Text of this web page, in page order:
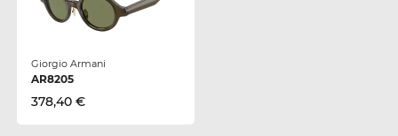
Giorgio Armani
AR8205
378,40 €